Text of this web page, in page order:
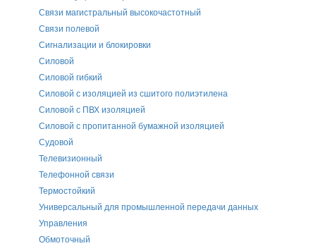
Связи магистральный высокочастотный
Связи полевой
Сигнализации и блокировки
Силовой
Силовой гибкий
Силовой с изоляцией из сшитого полиэтилена
Силовой с ПВХ изоляцией
Силовой с пропитанной бумажной изоляцией
Судовой
Телевизионный
Телефонной связи
Термостойкий
Универсальный для промышленной передачи данных
Управления
Обмоточный